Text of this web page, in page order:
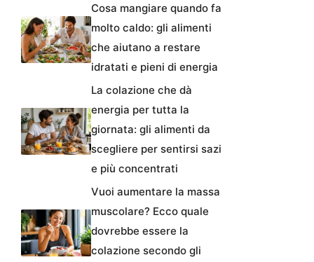
Cosa mangiare quando fa
molto caldo: gli alimenti
che aiutano a restare
idratati e pieni di energia
La colazione che dà
energia per tutta la
giornata: gli alimenti da
scegliere per sentirsi sazi
e più concentrati
Vuoi aumentare la massa
muscolare? Ecco quale
dovrebbe essere la
colazione secondo gli